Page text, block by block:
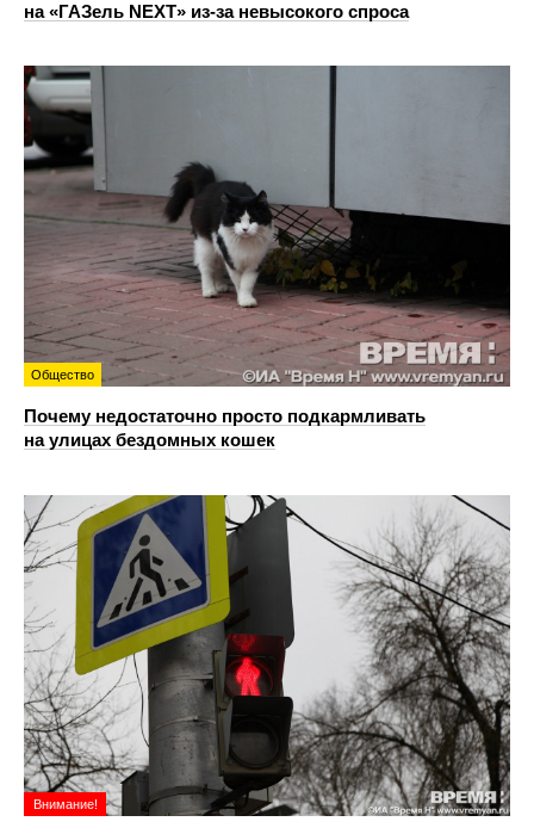
на «ГАЗель NEXT» из‑за невысокого спроса
Общество
Почему недостаточно просто подкармливать
на улицах бездомных кошек
Внимание!